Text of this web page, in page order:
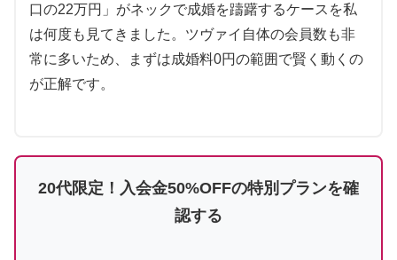
口の22万円」がネックで成婚を躊躇するケースを私
は何度も見てきました。ツヴァイ自体の会員数も非
常に多いため、まずは成婚料0円の範囲で賢く動くの
が正解です。
20代限定！入会金50%OFFの特別プランを確
認する